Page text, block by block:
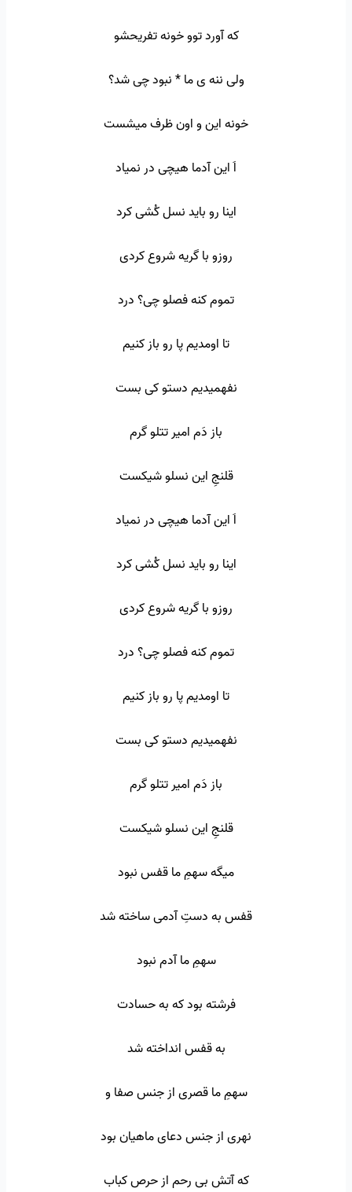
که آورد توو خونه تفریحشو
ولی ننه ی ما * نبود چی شد؟
خونه این و اون ظرف میشست
اَ این آدما هیچی در نمیاد
اینا رو باید نسل کُشی کرد
روزو با گریه شروع کردی
تموم کنه فصلو چی؟ درد
تا اومدیم پا رو باز کنیم
نفهمیدیم دستو کی بست
باز دَم امیر تتلو گرم
قلنجِ این نسلو شیکست
اَ این آدما هیچی در نمیاد
اینا رو باید نسل کُشی کرد
روزو با گریه شروع کردی
تموم کنه فصلو چی؟ درد
تا اومدیم پا رو باز کنیم
نفهمیدیم دستو کی بست
باز دَم امیر تتلو گرم
قلنجِ این نسلو شیکست
میگه سهمِ ما قفس نبود
قفس به دستِ آدمی ساخته شد
سهمِ ما آدم نبود
فرشته بود که به حسادت
به قفس انداخته شد
سهمِ ما قصری از جنس صفا و
نهری از جنس دعای ماهیان بود
که آتش بی رحم از حرص کباب